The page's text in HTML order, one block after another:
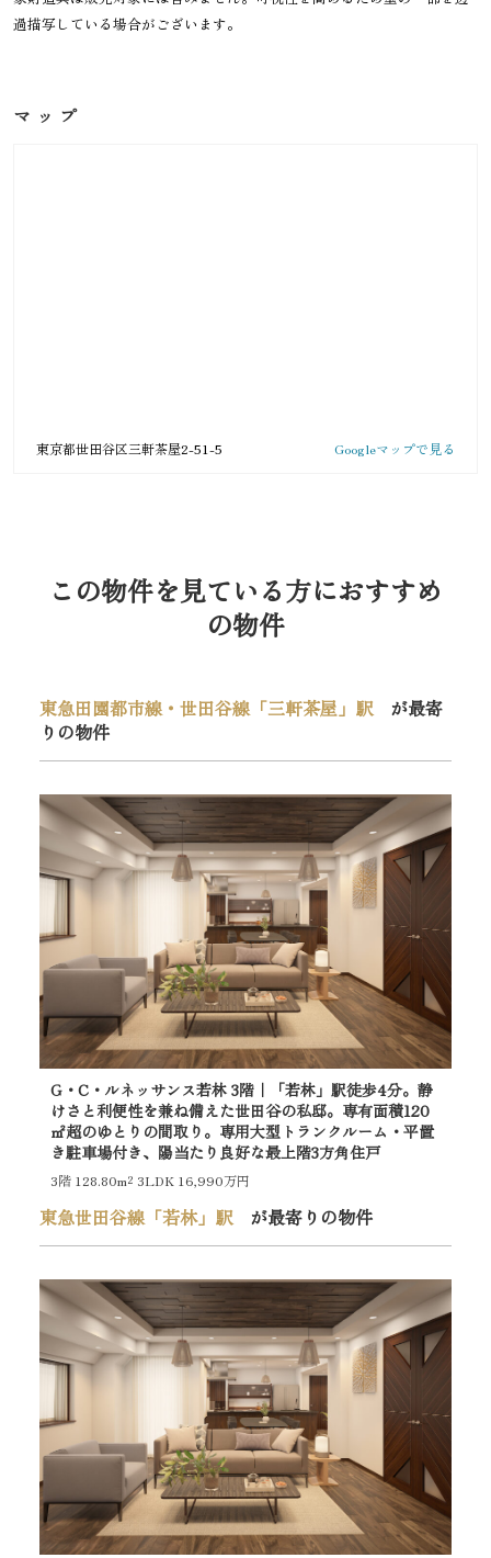
過描写している場合がございます。
マップ
東京都世田谷区三軒茶屋2-51-5 Googleマップで見る
この物件を見ている方におすすめ
の物件
東急田園都市線・世田谷線「三軒茶屋」駅が最寄
りの物件
G・C・ルネッサンス若林 3階｜「若林」駅徒歩4分。静
けさと利便性を兼ね備えた世田谷の私邸。専有面積120
㎡超のゆとりの間取り。専用大型トランクルーム・平置
き駐車場付き、陽当たり良好な最上階3方角住戸
3階 128.80m² 3LDK 16,990万円
東急世田谷線「若林」駅が最寄りの物件